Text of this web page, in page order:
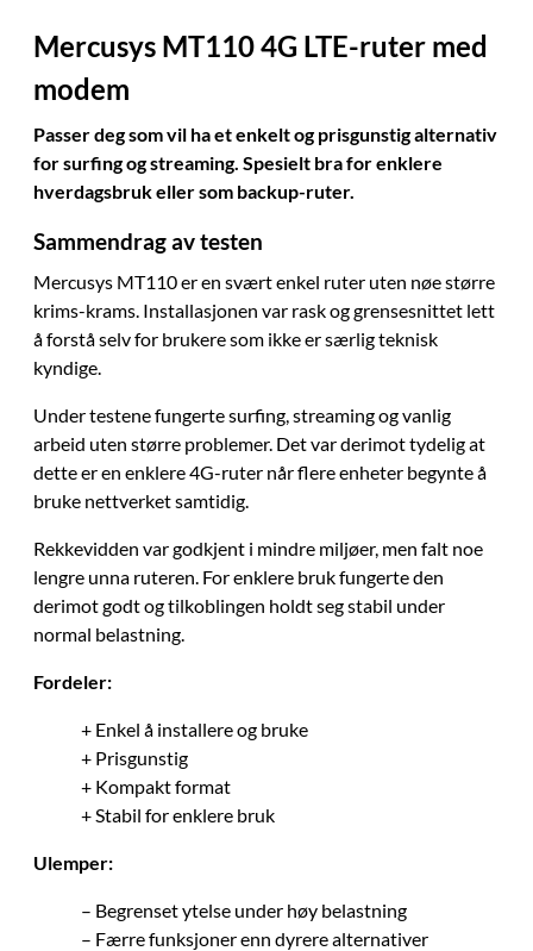
Mercusys MT110 4G LTE-ruter med
modem
Passer deg som vil ha et enkelt og prisgunstig alternativ
for surfing og streaming. Spesielt bra for enklere
hverdagsbruk eller som backup-ruter.
Sammendrag av testen
Mercusys MT110 er en svært enkel ruter uten nøe større
krims-krams. Installasjonen var rask og grensesnittet lett
å forstå selv for brukere som ikke er særlig teknisk
kyndige.
Under testene fungerte surfing, streaming og vanlig
arbeid uten større problemer. Det var derimot tydelig at
dette er en enklere 4G-ruter når flere enheter begynte å
bruke nettverket samtidig.
Rekkevidden var godkjent i mindre miljøer, men falt noe
lengre unna ruteren. For enklere bruk fungerte den
derimot godt og tilkoblingen holdt seg stabil under
normal belastning.
Fordeler:
+ Enkel å installere og bruke
+ Prisgunstig
+ Kompakt format
+ Stabil for enklere bruk
Ulemper:
– Begrenset ytelse under høy belastning
– Færre funksjoner enn dyrere alternativer